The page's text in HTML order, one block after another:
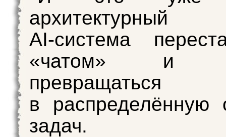
архитектурный
AI‑система
«чатом» и
превращаться
в распределённую
задач.